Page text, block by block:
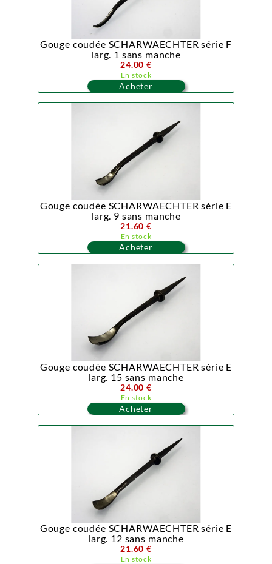
Gouge coudée SCHARWAECHTER série F
larg. 1 sans manche
24.00 €
En stock
Acheter
Gouge coudée SCHARWAECHTER série E
larg. 9 sans manche
21.60 €
En stock
Acheter
Gouge coudée SCHARWAECHTER série E
larg. 15 sans manche
24.00 €
En stock
Acheter
Gouge coudée SCHARWAECHTER série E
larg. 12 sans manche
21.60 €
En stock